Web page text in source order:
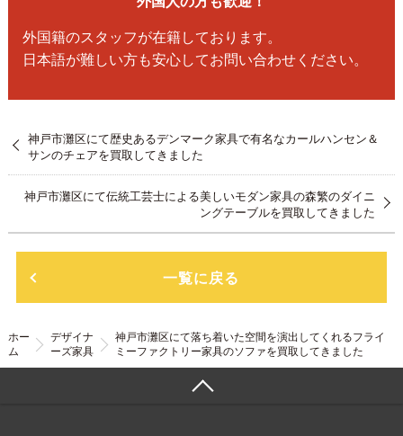
外国籍のスタッフが在籍しております。
日本語が難しい方も安心してお問い合わせください。
神戸市灘区にて歴史あるデンマーク家具で有名なカールハンセン＆
サンのチェアを買取してきました
神戸市灘区にて伝統工芸士による美しいモダン家具の森繁のダイニ
ングテーブルを買取してきました
一覧に戻る
ホー
ム
デザイナ
ーズ家具
神戸市灘区にて落ち着いた空間を演出してくれるフライ
ミーファクトリー家具のソファを買取してきました